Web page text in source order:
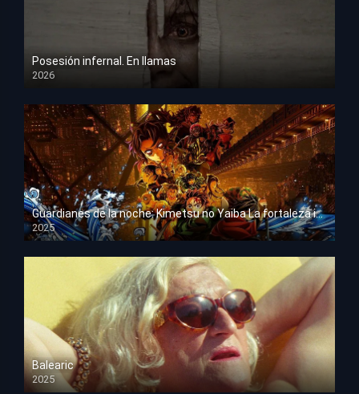
Posesión infernal. En llamas
2026
HD 1080p
Guardianes de la noche: Kimetsu no Yaiba La fortaleza infinita
2025
HD 1080p
Balearic
2025
HD 1080p